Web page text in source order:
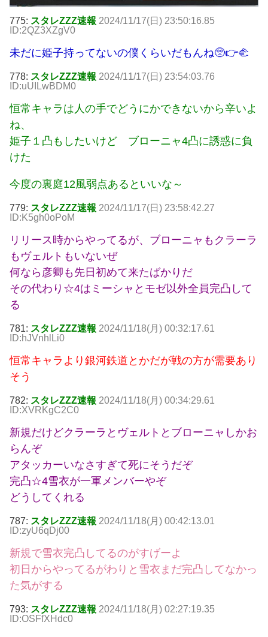
775: スタレZZZ速報 2024/11/17(日) 23:50:16.85
ID:2QZ3XZgV0
未だに姫子持ってないの僕くらいだもんね🥺👉🫲
778: スタレZZZ速報 2024/11/17(日) 23:54:03.76
ID:uUILwBDM0
恒常キャラは人の手でどうにかできないから辛いよ
ね、
姫子１凸もしたいけど ブローニャ4凸に誘惑に負
けた
今度の裏庭12風弱点あるといいな～
779: スタレZZZ速報 2024/11/17(日) 23:58:42.27
ID:K5gh0oPoM
リリース時からやってるが、ブローニャもクラーラ
もヴェルトもいないぜ
何なら彦卿も先日初めて来たばかりだ
その代わり☆4はミーシャとモゼ以外全員完凸して
る
781: スタレZZZ速報 2024/11/18(月) 00:32:17.61
ID:hJVnhlLi0
恒常キャラより銀河鉄道とかだが戦の方が需要あり
そう
782: スタレZZZ速報 2024/11/18(月) 00:34:29.61
ID:XVRKgC2C0
新規だけどクラーラとヴェルトとブローニャしかお
らんぞ
アタッカーいなさすぎて死にそうだぞ
完凸☆4雪衣が一軍メンバーやぞ
どうしてくれる
787: スタレZZZ速報 2024/11/18(月) 00:42:13.01
ID:zyU6qDj00
新規で雪衣完凸してるのがすげーよ
初日からやってるがわりと雪衣まだ完凸してなかっ
た気がする
793: スタレZZZ速報 2024/11/18(月) 02:27:19.35
ID:OSFfXHdc0